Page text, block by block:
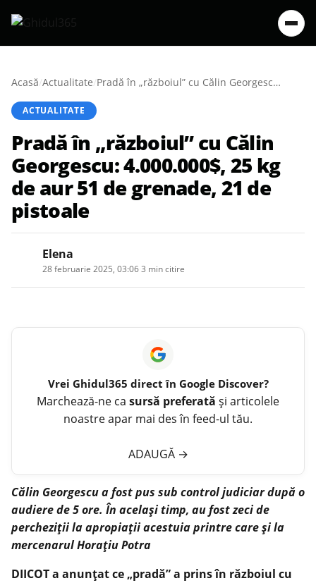
Acasă/Actualitate/ Pradă în „războiul” cu Călin Georgescu: 4.000.000$, 25 kg de aur 51 de grenade, 21 de pistoale
ACTUALITATE
Pradă în „războiul” cu Călin
Georgescu: 4.000.000$, 25 kg
de aur 51 de grenade, 21 de
pistoale
Elena
28 februarie 2025, 03:063 min citire
Vrei Ghidul365 direct în Google Discover?
Marchează-ne ca sursă preferată și articolele
noastre apar mai des în feed-ul tău.
ADAUGĂ →
Călin Georgescu a fost pus sub control judiciar după o
audiere de 5 ore. În același timp, au fost zeci de
percheziții la apropiații acestuia printre care și la
mercenarul Horațiu Potra
DIICOT a anunțat ce „pradă” a prins în războiul cu